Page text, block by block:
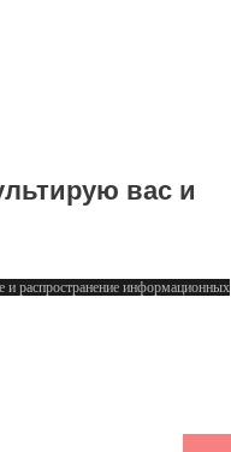
вас и
и распространение информационных